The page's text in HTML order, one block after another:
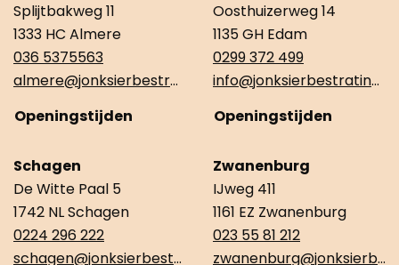
Splijtbakweg 11
1333 HC Almere
036 5375563
almere@jonksierbestrating.nl
Openingstijden
Oosthuizerweg 14
1135 GH Edam
0299 372 499
info@jonksierbestrating.nl
Openingstijden
Schagen
De Witte Paal 5
1742 NL Schagen
0224 296 222
schagen@jonksierbestrating.nl
Zwanenburg
IJweg 411
1161 EZ Zwanenburg
023 55 81 212
zwanenburg@jonksierbestrating.nl